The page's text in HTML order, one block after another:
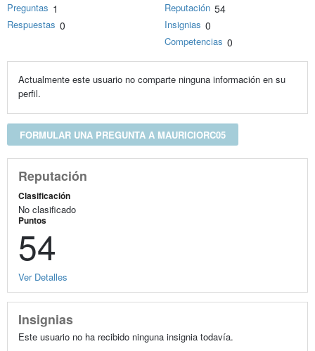
Preguntas 1
Respuestas 0
Reputación 54
Insignias 0
Competencias 0
Actualmente este usuario no comparte ninguna información en su
perfil.
FORMULAR UNA PREGUNTA A MAURICIORC05
Reputación
Clasificación
No clasificado
Puntos
54
Ver Detalles
Insignias
Este usuario no ha recibido ninguna insignia todavía.